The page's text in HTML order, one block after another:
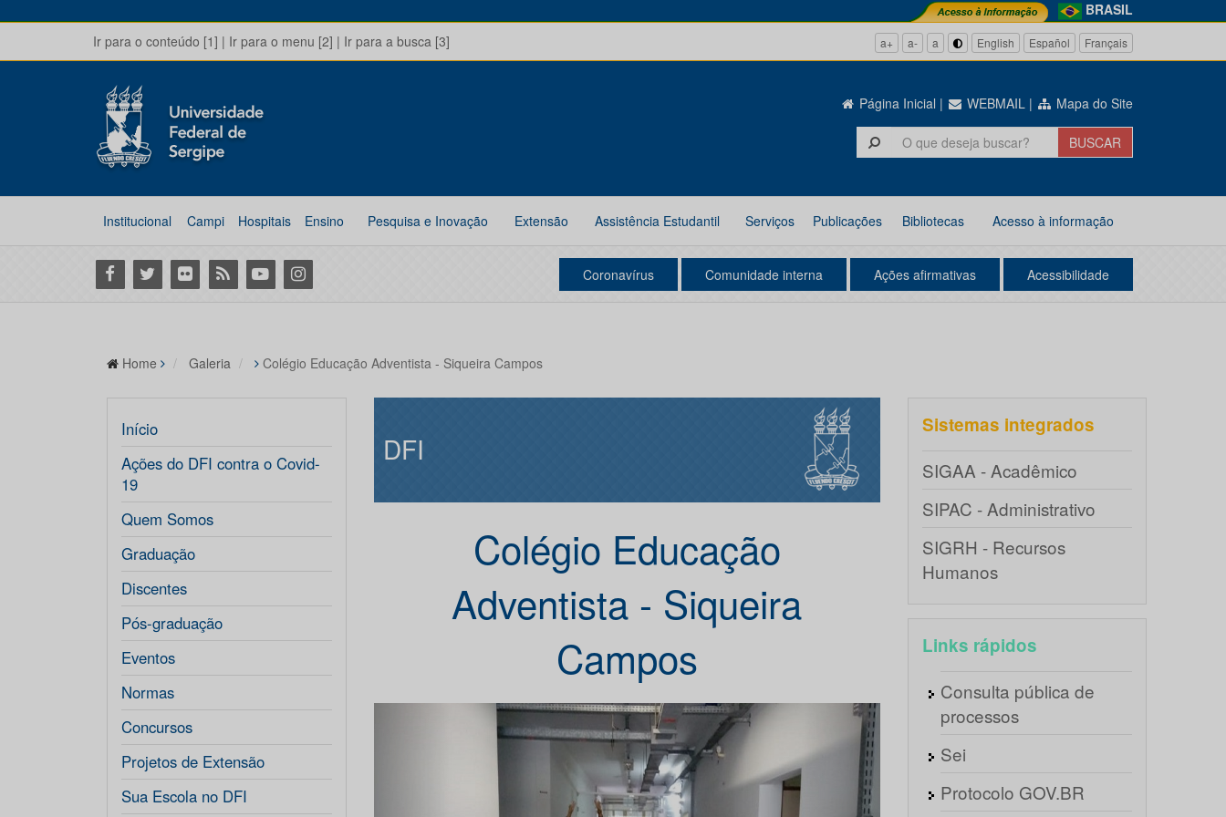
BRASIL
Ir para o conteúdo [1] | Ir para o menu [2] | Ir para a busca [3] a+ a- a English Español Français
Página Inicial | WEBMAIL | Mapa do Site
Institucional Campi Hospitais Ensino Pesquisa e Inovação Extensão Assistência Estudantil Serviços Publicações Bibliotecas Acesso à informação
Facebook
Twitter Flickr RSS YoutubeInstagram Coronavírus Comunidade interna Ações afirmativas Acessibilidade
Home Galeria Colégio Educação Adventista - Siqueira Campos
Início
Ações do DFI contra o Covid-
19
Quem Somos
Graduação
Discentes
Pós-graduação
Eventos
Normas
Concursos
Projetos de Extensão
Sua Escola no DFI
DFI
Colégio Educação
Adventista - Siqueira
Campos
Próximo
Sistemas integrados
SIGAA - Acadêmico
SIPAC - Administrativo
SIGRH - Recursos
Humanos
Links rápidos
Consulta pública de
processos
Sei
Protocolo GOV.BR